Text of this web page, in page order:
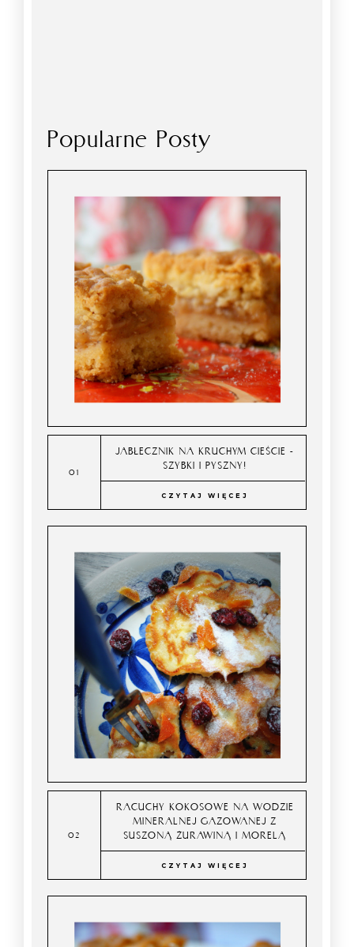
Popularne Posty
JABŁECZNIK NA KRUCHYM CIEŚCIE -
SZYBKI I PYSZNY!
CZYTAJ WIĘCEJ
RACUCHY KOKOSOWE NA WODZIE
MINERALNEJ GAZOWANEJ Z
SUSZONĄ ŻURAWINĄ I MORELĄ
CZYTAJ WIĘCEJ